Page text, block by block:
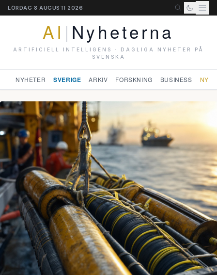
LÖRDAG 8 AUGUSTI 2026
AI | Nyheterna
ARTIFICIELL INTELLIGENS · DAGLIGA NYHETER PÅ
SVENSKA
NYHETER SVERIGE ARKIV FORSKNING BUSINESS